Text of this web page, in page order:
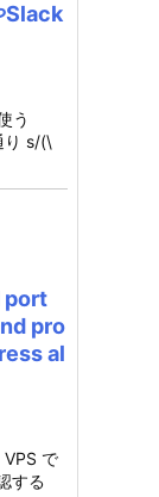
Slack
う
り s/(\
port
pro
al
VPS で
する